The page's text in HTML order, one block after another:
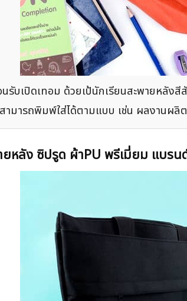
รับเปิดเทอม ด้วยเป้นักเรียนสะพายหลัง
ามารถพิมพ์ใส่ได้ตามแบบ เช่น ผลงานผลิ
ยหลัง ซิปรูด ผ้าPU พรีเมี่ยม แบร